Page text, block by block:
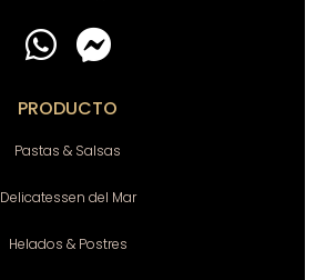
PRODUCTO
Pastas & Salsas
Delicatessen del Mar
Helados & Postres